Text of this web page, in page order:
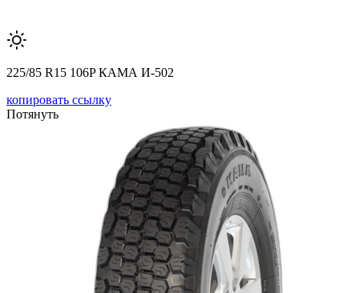
225/85 R15 106P КАМА И-502
копировать ссылку
Потянуть